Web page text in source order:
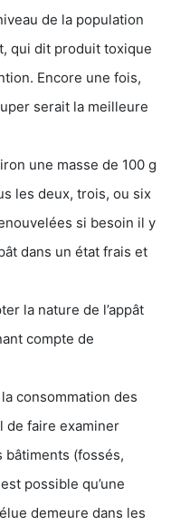
de la population
qui dit produit toxique
Encore une fois,
serait la meilleure
une masse de 100 g
les deux, trois, ou six
si besoin il y
dans un état frais et
la nature de l’appât
compte de
consommation des
de faire examiner
(fossés,
possible qu’une
demeure dans les